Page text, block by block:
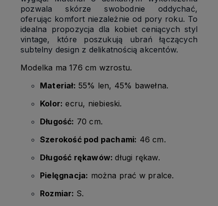
pozwala skórze swobodnie oddychać,
oferując komfort niezależnie od pory roku. To
idealna propozycja dla kobiet ceniących styl
vintage, które poszukują ubrań łączących
subtelny design z delikatnością akcentów.
Modelka ma 176 cm wzrostu.
Materiał: 55% len, 45% bawełna.
Kolor: ecru, niebieski.
Długość: 70 cm.
Szerokość pod pachami: 46 cm.
Długość rękawów:długi rękaw.
Pielęgnacja: można prać w pralce.
Rozmiar: S.